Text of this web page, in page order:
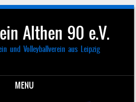
Althen 90 e.V.
und Volleyballverein aus Leipzig
MENU